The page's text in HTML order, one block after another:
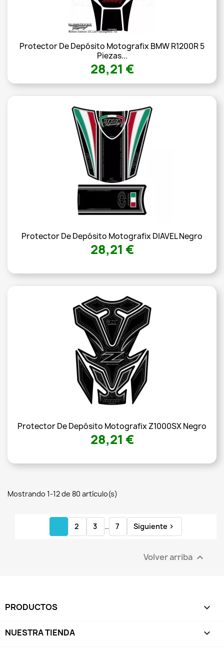
Protector De Depósito Motografix BMW R1200R 5
Piezas...
28,21 €
Protector De Depósito Motografix DIAVEL Negro
28,21 €
Protector De Depósito Motografix Z1000SX Negro
28,21 €
Mostrando 1-12 de 80 artículo(s)
2 3 … 7 Siguiente 
Volver arriba 
PRODUCTOS 
NUESTRA TIENDA 